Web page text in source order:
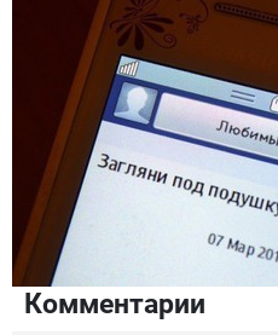
Комментарии